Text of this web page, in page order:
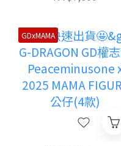
GDxMAMA